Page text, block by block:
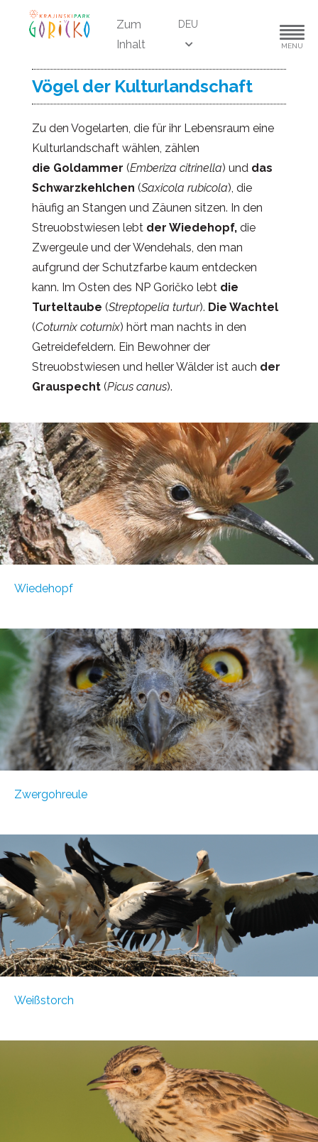
Zum
Inhalt
DEU
MENU
Vögel der Kulturlandschaft
Zu den Vogelarten, die für ihr Lebensraum eine
Kulturlandschaft wählen, zählen
die Goldammer (Emberiza citrinella) und das
Schwarzkehlchen (Saxicola rubicola), die
häufig an Stangen und Zäunen sitzen. In den
Streuobstwiesen lebt der Wiedehopf, die
Zwergeule und der Wendehals, den man
aufgrund der Schutzfarbe kaum entdecken
kann. Im Osten des NP Goričko lebt die
Turteltaube (Streptopelia turtur). Die Wachtel
(Coturnix coturnix) hört man nachts in den
Getreidefeldern. Ein Bewohner der
Streuobstwiesen und heller Wälder ist auch der
Grauspecht (Picus canus).
Wiedehopf
Zwergohreule
Weißstorch